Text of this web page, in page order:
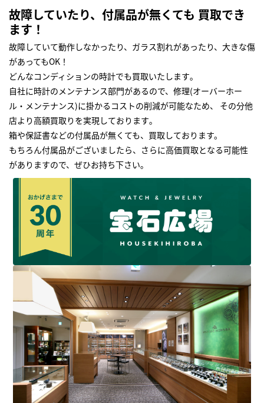
故障していたり、付属品が無くても 買取でき
ます！
故障していて動作しなかったり、ガラス割れがあったり、大きな傷
があってもOK！
どんなコンディションの時計でも買取いたします｡
自社に時計のメンテナンス部門があるので、修理(オーバーホー
ル・メンテナンス)に掛かるコストの削減が可能なため、 その分他
店より高額買取りを実現しております｡
箱や保証書などの付属品が無くても、買取しております。
もちろん付属品がございましたら、さらに高価買取となる可能性
がありますので、ぜひお持ち下さい｡